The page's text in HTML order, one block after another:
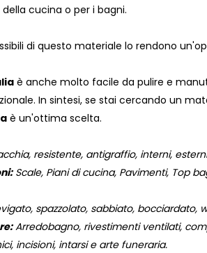
cucina o per i bagni.
di questo materiale lo rendono
è anche molto facile da pulire e
In sintesi, se stai cercando un
è un'ottima scelta.
resistente, antigraffio, interni,
Scale, Piani di cucina, Pavimenti, Top
spazzolato, sabbiato, bocciardato,
Arredobagno, rivestimenti ventilati,
incisioni, intarsi e arte funeraria.